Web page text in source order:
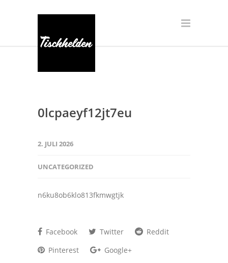
0lcpaeyf12jt7eu
2. JULI 2026
UNCATEGORIZED
n6ku8ob6klo813fkmwgtjk
Facebook Twitter
Reddit
Pinterest
Google+